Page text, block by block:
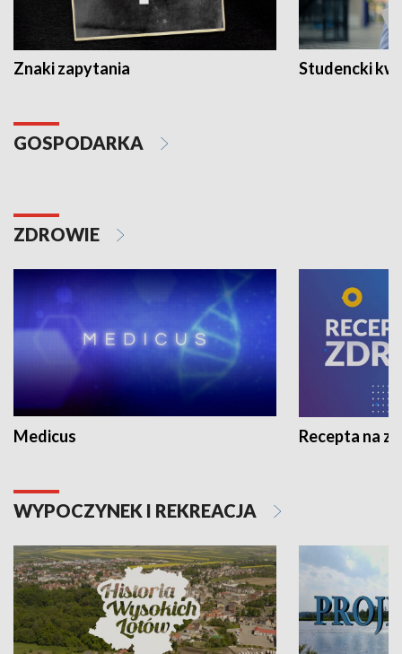
Znaki zapytania Studencki
GOSPODARKA
ZDROWIE
Medicus Recepta na
WYPOCZYNEK I REKREACJA